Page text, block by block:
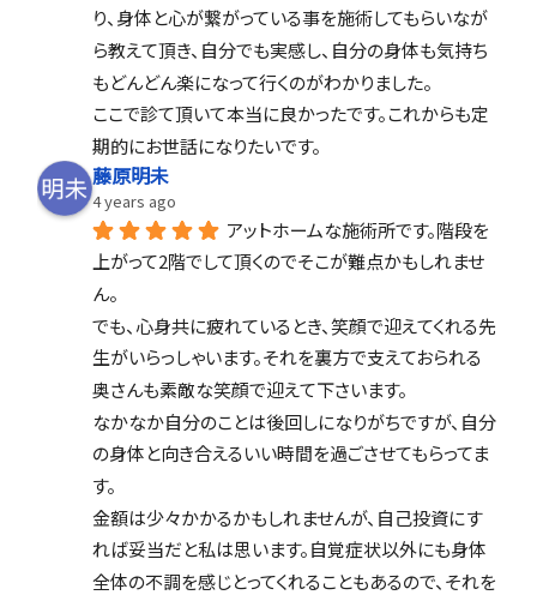
り、身体と心が繋がっている事を施術してもらいなが
ら教えて頂き、自分でも実感し、自分の身体も気持ち
もどんどん楽になって行くのがわかりました。
ここで診て頂いて本当に良かったです。これからも定
期的にお世話になりたいです。
藤原明未
4 years ago
アットホームな施術所です。階段を
上がって2階でして頂くのでそこが難点かもしれませ
ん。
でも、心身共に疲れているとき、笑顔で迎えてくれる先
生がいらっしゃいます。それを裏方で支えておられる
奥さんも素敵な笑顔で迎えて下さいます。
なかなか自分のことは後回しになりがちですが、自分
の身体と向き合えるいい時間を過ごさせてもらってま
す。
金額は少々かかるかもしれませんが、自己投資にす
れば妥当だと私は思います。自覚症状以外にも身体
全体の不調を感じとってくれることもあるので、それを